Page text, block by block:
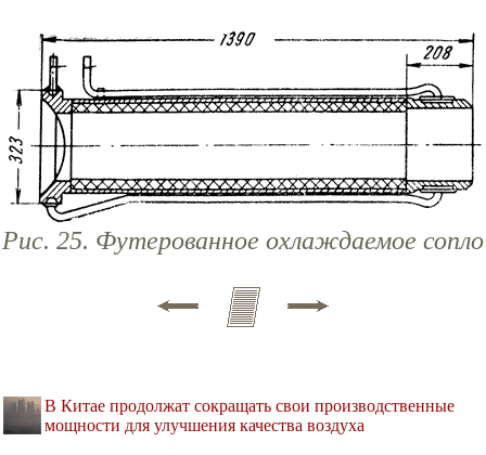
Рис. 25. Футерованное охлаждаемое сопло
В Китае продолжат сокращать свои производственные
мощности для улучшения качества воздуха